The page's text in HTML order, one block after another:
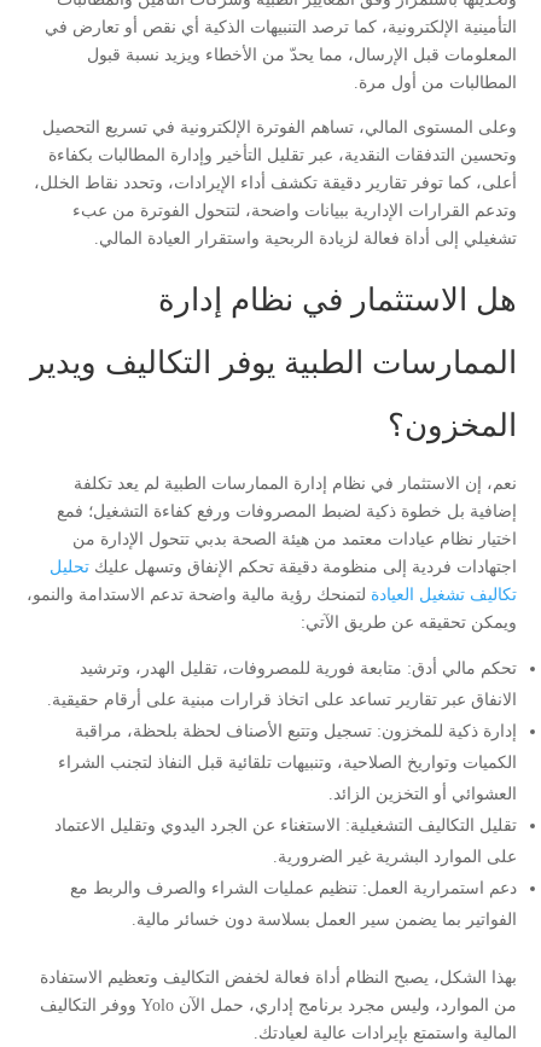
التأمينية الإلكترونية، كما ترصد التنبيهات الذكية أي نقص أو تعارض في
المعلومات قبل الإرسال، مما يحدّ من الأخطاء ويزيد نسبة قبول
المطالبات من أول مرة.
وعلى المستوى المالي، تساهم الفوترة الإلكترونية في تسريع التحصيل
وتحسين التدفقات النقدية، عبر تقليل التأخير وإدارة المطالبات بكفاءة
أعلى، كما توفر تقارير دقيقة تكشف أداء الإيرادات، وتحدد نقاط الخلل،
وتدعم القرارات الإدارية ببيانات واضحة، لتتحول الفوترة من عبء
تشغيلي إلى أداة فعالة لزيادة الربحية واستقرار العيادة المالي.
هل الاستثمار في نظام إدارة
الممارسات الطبية يوفر التكاليف ويدير
المخزون؟
نعم، إن الاستثمار في نظام إدارة الممارسات الطبية لم يعد تكلفة
إضافية بل خطوة ذكية لضبط المصروفات ورفع كفاءة التشغيل؛ فمع
اختيار نظام عيادات معتمد من هيئة الصحة بدبي تتحول الإدارة من
اجتهادات فردية إلى منظومة دقيقة تحكم الإنفاق وتسهل عليك تحليل
تكاليف تشغيل العيادة لتمنحك رؤية مالية واضحة تدعم الاستدامة والنمو،
ويمكن تحقيقه عن طريق الآتي:
تحكم مالي أدق: متابعة فورية للمصروفات، تقليل الهدر، وترشيد
الانفاق عبر تقارير تساعد على اتخاذ قرارات مبنية على أرقام حقيقية.
إدارة ذكية للمخزون: تسجيل وتتبع الأصناف لحظة بلحظة، مراقبة
الكميات وتواريخ الصلاحية، وتنبيهات تلقائية قبل النفاذ لتجنب الشراء
العشوائي أو التخزين الزائد.
تقليل التكاليف التشغيلية: الاستغناء عن الجرد اليدوي وتقليل الاعتماد
على الموارد البشرية غير الضرورية.
دعم استمرارية العمل: تنظيم عمليات الشراء والصرف والربط مع
الفواتير بما يضمن سير العمل بسلاسة دون خسائر مالية.
بهذا الشكل، يصبح النظام أداة فعالة لخفض التكاليف وتعظيم الاستفادة
من الموارد، وليس مجرد برنامج إداري، حمل الآن Yolo ووفر التكاليف
المالية واستمتع بإيرادات عالية لعيادتك.